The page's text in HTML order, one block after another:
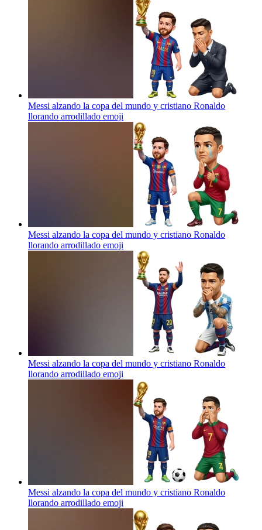
Messi alzando la copa del mundo y cristiano Ronaldo
llorando arrodillado emoji
Messi alzando la copa del mundo y cristiano Ronaldo
llorando arrodillado emoji
Messi alzando la copa del mundo y cristiano Ronaldo
llorando arrodillado emoji
Messi alzando la copa del mundo y cristiano Ronaldo
llorando arrodillado emoji